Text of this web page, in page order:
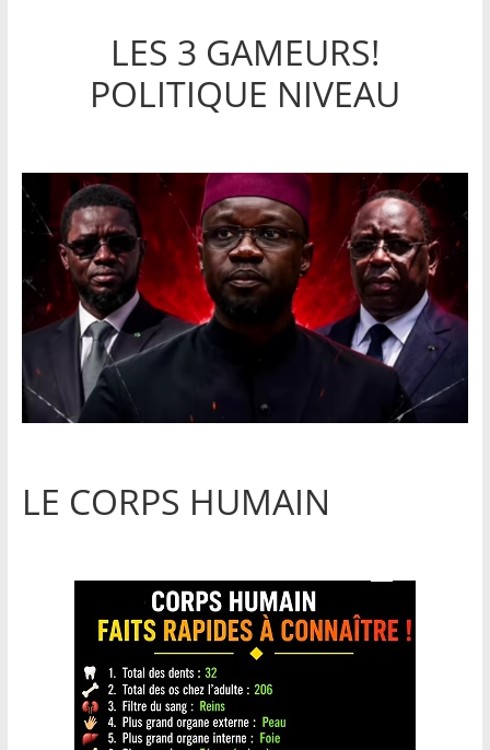
LES 3 GAMEURS!
POLITIQUE NIVEAU
LE CORPS HUMAIN